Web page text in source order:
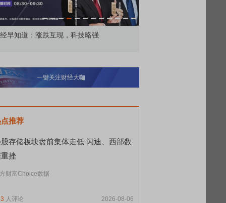
波动，底部信号?
一键关注财经大咖
推荐
存储板块盘前集体走低 闪迪、西部数
挫
财富Choice数据
人评论 2026-08-06